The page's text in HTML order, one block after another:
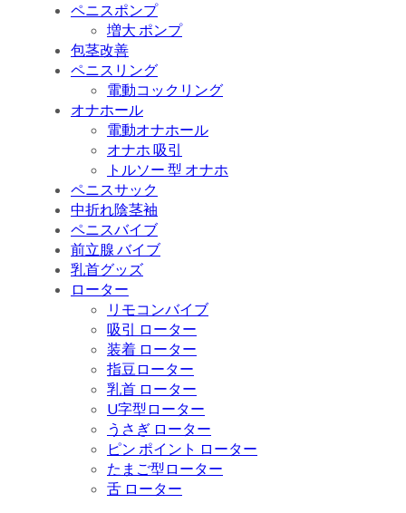
ペニスポンプ
増大 ポンプ
包茎改善
ペニスリング
電動コックリング
オナホール
電動オナホール
オナホ 吸引
トルソー 型 オナホ
ペニスサック
中折れ陰茎袖
ペニスバイブ
前立腺 バイブ
乳首グッズ
ローター
リモコンバイブ
吸引 ローター
装着 ローター
指豆ローター
乳首 ローター
U字型ローター
うさぎ ローター
ピン ポイント ローター
たまご型ローター
舌 ローター